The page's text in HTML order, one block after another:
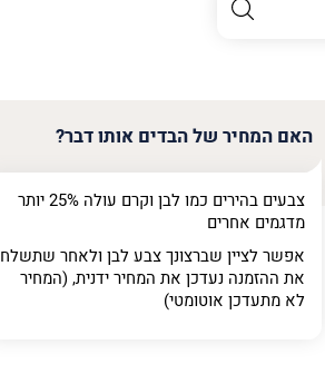
האם המחיר של הבדים אותו דבר?
צבעים בהירים כמו לבן וקרם עולה 25% יותר
מדגמים אחרים
אפשר לציין שברצונך צבע לבן ולאחר שתשלח
את ההזמנה נעדכן את המחיר ידנית, (המחיר
לא מתעדכן אוטומטי)